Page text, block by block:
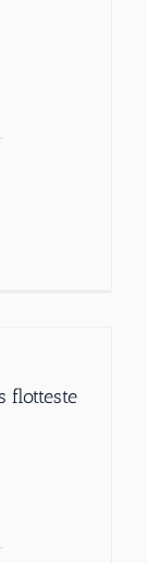
flotteste